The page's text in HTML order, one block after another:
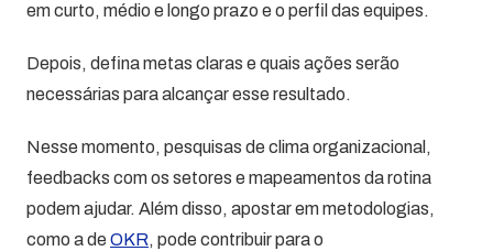
em curto, médio e longo prazo e o perfil das equipes.
Depois, defina metas claras e quais ações serão
necessárias para alcançar esse resultado.
Nesse momento, pesquisas de clima organizacional,
feedbacks com os setores e mapeamentos da rotina
podem ajudar. Além disso, apostar em metodologias,
como a deOKR, pode contribuir para o